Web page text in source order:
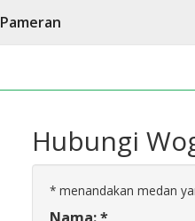
Pameran
Hubungi
*menandakan medan